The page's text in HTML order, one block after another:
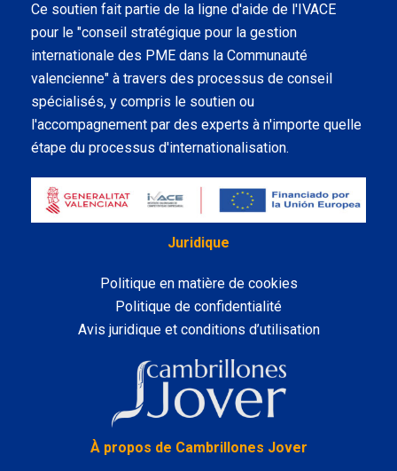
Ce soutien fait partie de la ligne d'aide de l'IVACE
pour le "conseil stratégique pour la gestion
internationale des PME dans la Communauté
valencienne" à travers des processus de conseil
spécialisés, y compris le soutien ou
l'accompagnement par des experts à n'importe quelle
étape du processus d'internationalisation.
Juridique
Politique en matière de cookies
Politique de confidentialité
Avis juridique et conditions d’utilisation
À propos de Cambrillones Jover
LinkedIn